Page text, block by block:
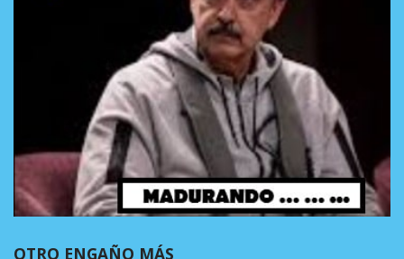
OTRO ENGAÑO MÁS